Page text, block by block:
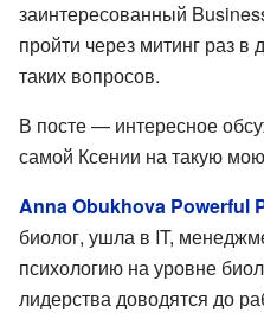
заинтересованный
пройти через митинг раз
таких вопросов.
В посте — интересное
самой Ксении на такую
Anna Obukhova Powerful
биолог, ушла в IT,
психологию на уровне
лидерства доводятся до